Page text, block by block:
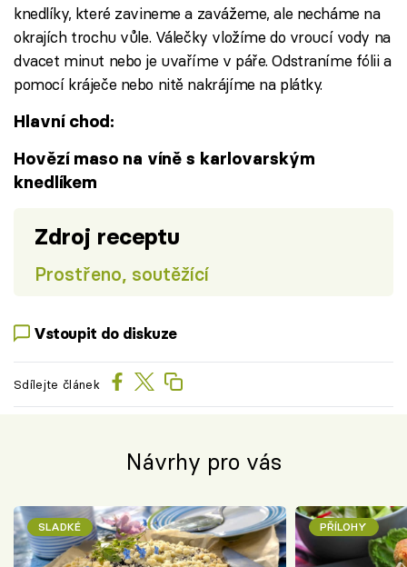
knedlíky, které zavineme a zavážeme, ale necháme na
okrajích trochu vůle. Válečky vložíme do vroucí vody na
dvacet minut nebo je uvaříme v páře. Odstraníme fólii a
pomocí kráječe nebo nitě nakrájíme na plátky.
Hlavní chod:
Hovězí maso na víně s karlovarským
knedlíkem
Zdroj receptu
Prostřeno, soutěžící
Vstoupit do diskuze
Sdílejte článek
Návrhy pro vás
SLADKÉ PŘÍLOHY